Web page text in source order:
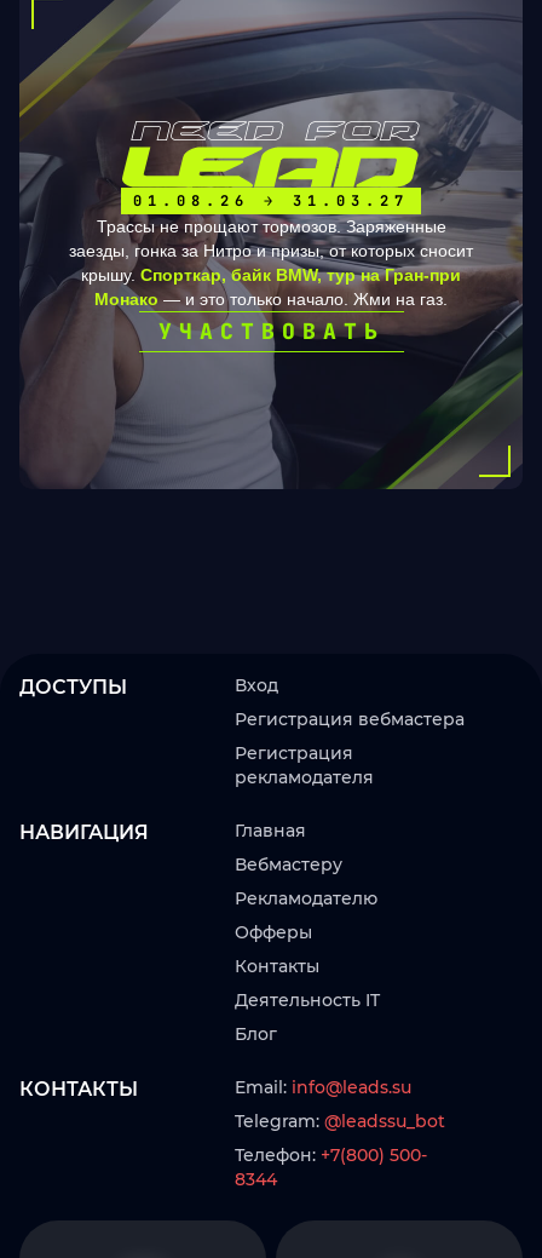
01.08.26 → 31.03.27
Трассы не прощают тормозов. Заряженные
заезды, гонка за Нитро и призы, от которых сносит
крышу. Спорткар, байк BMW, тур на Гран-при
Монако — и это только начало. Жми на газ.
УЧАСТВОВАТЬ
ДОСТУПЫ
Вход
Регистрация вебмастера
Регистрация
рекламодателя
НАВИГАЦИЯ
Главная
Вебмастеру
Рекламодателю
Офферы
Контакты
Деятельность IT
Блог
КОНТАКТЫ Email: info@leads.su
Telegram: @leadssu_bot
Телефон: +7(800) 500-
8344